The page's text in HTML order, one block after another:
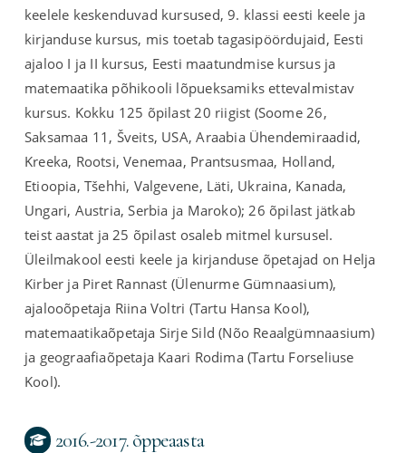
keelele keskenduvad kursused, 9. klassi eesti keele ja
kirjanduse kursus, mis toetab tagasipöördujaid, Eesti
ajaloo I ja II kursus, Eesti maatundmise kursus ja
matemaatika põhikooli lõpueksamiks ettevalmistav
kursus. Kokku 125 õpilast 20 riigist (Soome 26,
Saksamaa 11, Šveits, USA, Araabia Ühendemiraadid,
Kreeka, Rootsi, Venemaa, Prantsusmaa, Holland,
Etioopia, Tšehhi, Valgevene, Läti, Ukraina, Kanada,
Ungari, Austria, Serbia ja Maroko); 26 õpilast jätkab
teist aastat ja 25 õpilast osaleb mitmel kursusel.
Üleilmakool eesti keele ja kirjanduse õpetajad on Helja
Kirber ja Piret Rannast (Ülenurme Gümnaasium),
ajalooõpetaja Riina Voltri (Tartu Hansa Kool),
matemaatikaõpetaja Sirje Sild (Nõo Reaalgümnaasium)
ja geograafiaõpetaja Kaari Rodima (Tartu Forseliuse
Kool).
2016.-2017. õppeaasta